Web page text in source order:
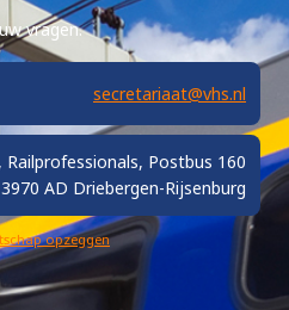
vragen.
secretariaat@vhs.nl
Railprofessionals, Postbus 160
3970 AD Driebergen-Rijsenburg
opzeggen